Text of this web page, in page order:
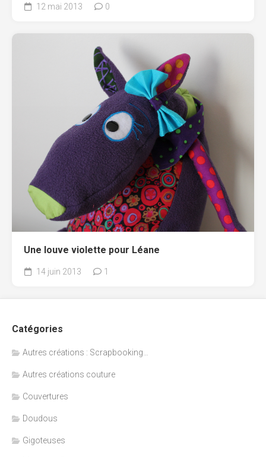
12 mai 2013 0
Une louve violette pour Léane
14 juin 2013 1
Catégories
Autres créations : Scrapbooking…
Autres créations couture
Couvertures
Doudous
Gigoteuses